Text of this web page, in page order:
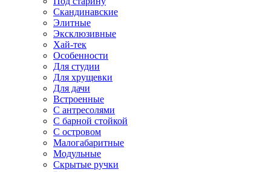
Скандинавские
Элитные
Эксклюзивные
Хай-тек
Особенности
Для студии
Для хрущевки
Для дачи
Встроенные
С антресолями
С барной стойкой
С островом
Малогабаритные
Модульные
Скрытые ручки